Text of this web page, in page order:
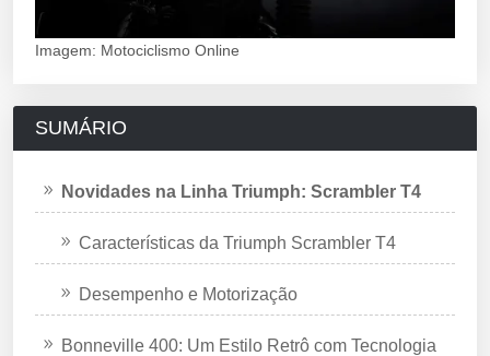
Imagem: Motociclismo Online
SUMÁRIO
Novidades na Linha Triumph: Scrambler T4
Características da Triumph Scrambler T4
Desempenho e Motorização
Bonneville 400: Um Estilo Retrô com Tecnologia